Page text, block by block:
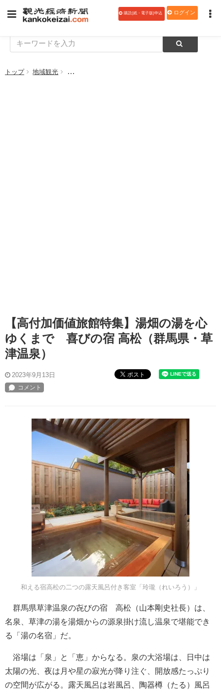
購読(紙・電子版)申込 ログイン
トップ 地域観光 【高付加価値旅館特集】湯畑の湯を心ゆくまで 喜
【高付加価値旅館特集】湯畑の湯を心
ゆくまで 喜びの宿 高松（群馬県・草
津温泉）
2023年9月13日 ポスト
和える宿高松の二つの露天風呂付き客室「玲瓏（れいろう）」
群馬県草津温泉の㐂びの宿 高松（山本剛史社長）は、
名泉、草津の湯を湯畑からの源泉掛け流し温泉で堪能でき
る「湯の名宿」だ。
浴場は「泉」と「恵」からなる。泉の大浴場は、日中は
太陽の光、夜は月や星の寂光が降り注ぐ、開放感たっぷり
の空間が広がる。露天風呂は岩風呂、陶器樽（たる）風呂